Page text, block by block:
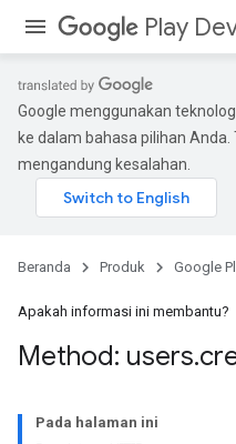
Play
Google menggunakan
ke dalam bahasa pilihan
mengandung kesalahan.
Beranda Produk Google
Apakah informasi ini membantu?
Method: users.
Pada halaman ini